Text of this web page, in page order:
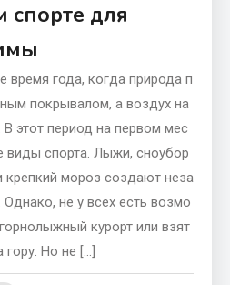
для
время года, когда природа п
покрывалом, а воздух на
этот период на первом мес
виды спорта. Лыжи, сноубор
мороз создают неза
не у всех есть возмо
курорт или взят
Но не […]